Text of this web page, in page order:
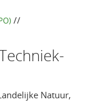
//
Natuur,